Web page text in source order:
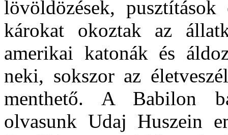
lövöldözések,
károkat okoztak az
amerikai katonák és
neki, sokszor az
menthető. A Babilon
olvasunk Udaj Huszein